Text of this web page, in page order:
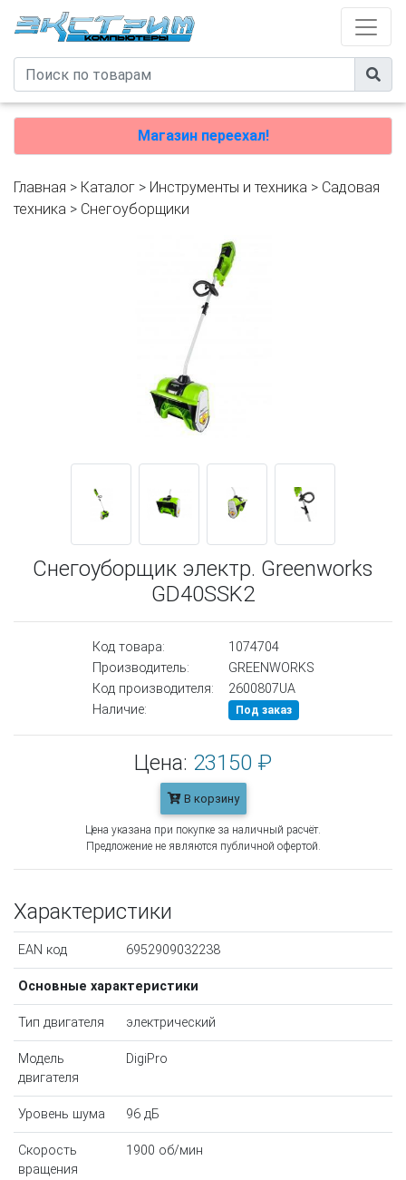
Магазин переехал!
Главная > Каталог > Инструменты и техника > Садовая
техника > Снегоуборщики
Снегоуборщик электр. Greenworks
GD40SSK2
Код товара:
1074704
Производитель:
GREENWORKS
Код производителя:
2600807UA
Наличие:
Под заказ
Цена: 23150 ₽
В корзину
Цена указана при покупке за наличный расчёт.
Предложение не являются публичной офертой.
Характеристики
EAN код 6952909032238
Основные характеристики
Тип двигателя электрический
Модель
двигателя
DigiPro
Уровень шума 96 дБ
Скорость
вращения
1900 об/мин